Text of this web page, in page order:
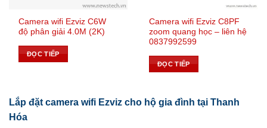
Camera wifi Ezviz C6W
độ phân giải 4.0M (2K)
ĐỌC TIẾP
Camera wifi Ezviz C8PF
zoom quang học – liên hệ
0837992599
ĐỌC TIẾP
Lắp đặt camera wifi Ezviz cho hộ gia đình tại Thanh
Hóa